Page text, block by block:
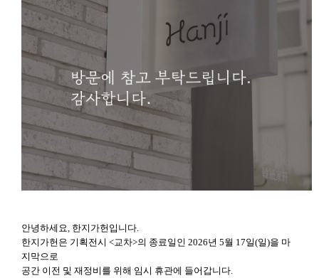
안녕하세요, 한지가헌입니다.
한지가헌은 기획전시 <교차>의 종료일인 2026년 5월 17일(일)을 마
지막으로
공간 이전 및 재정비를 위해 임시 휴관에 들어갑니다.